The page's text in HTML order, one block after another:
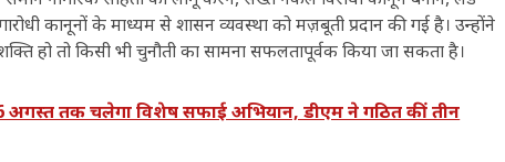
कानूनों के माध्यम से शासन व्यवस्था को मज़बूती प्रदान की गई है। उन्होंने
हो तो किसी भी चुनौती का सामना सफलतापूर्वक किया जा सकता है।
तक चलेगा विशेष सफाई अभियान, डीएम ने गठित कीं तीन